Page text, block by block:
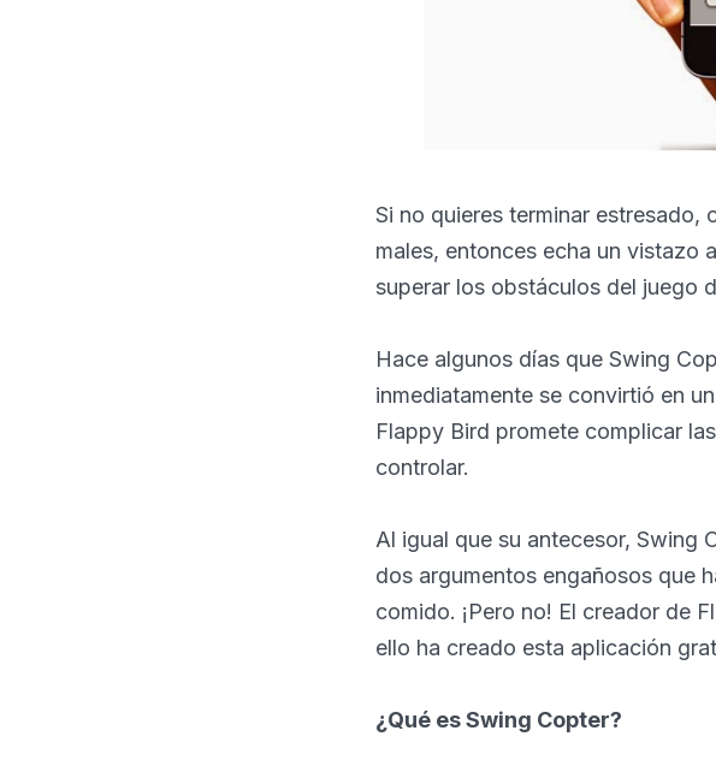
Si no quieres terminar
males, entonces echa un vistazo
superar los obstáculos del juego
Hace algunos días que Swing
inmediatamente se convirtió en
Flappy Bird promete complicar
controlar.
Al igual que su antecesor, Swing
dos argumentos engañosos que
comido. ¡Pero no! El creador de
ello ha creado esta aplicación
¿Qué es Swing Copter?